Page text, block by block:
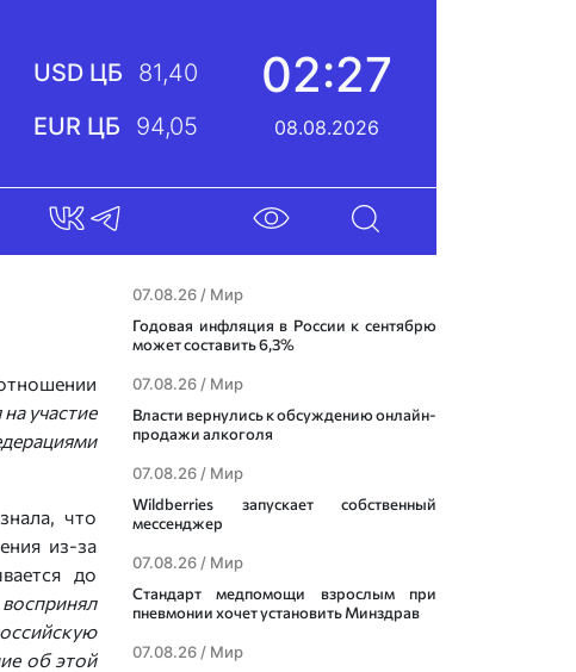
USD ЦБ
81,40
EUR ЦБ
94,05
02:27
08.08.2026
участие
что
из-за
до
об этой
07.08.26 / Мир
Годовая инфляция в России к сентябрю
может составить 6,3%
07.08.26 / Мир
Власти вернулись к обсуждению онлайн-
продажи алкоголя
07.08.26 / Мир
Wildberries запускает собственный
мессенджер
07.08.26 / Мир
Стандарт медпомощи взрослым при
пневмонии хочет установить Минздрав
07.08.26 / Мир